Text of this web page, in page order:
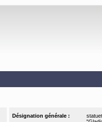
Désignation générale :